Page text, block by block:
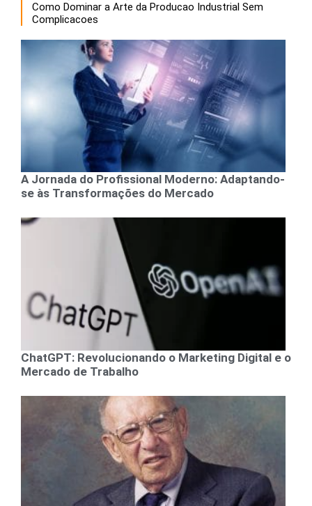
Como Dominar a Arte da Producao Industrial Sem
Complicacoes
A Jornada do Profissional Moderno: Adaptando-
se às Transformações do Mercado
ChatGPT: Revolucionando o Marketing Digital e o
Mercado de Trabalho